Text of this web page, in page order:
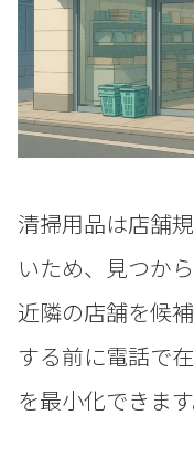
清掃用品は店舗
いため、見つか
近隣の店舗を候
する前に電話で
を最小化できます